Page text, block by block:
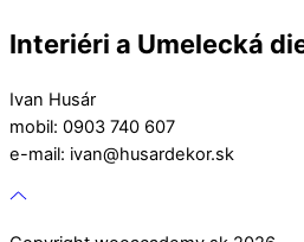
Interiéri a Umelecká
Ivan Husár
mobil: 0903 740 607
e-mail: ivan@husardekor.sk